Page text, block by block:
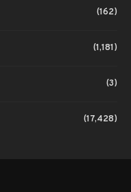
(162)
(1,181)
(3)
(17,428)